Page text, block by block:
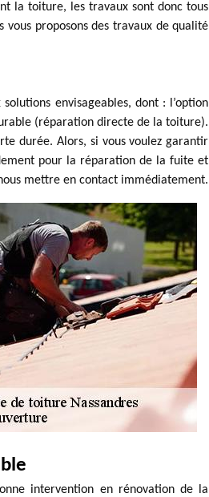
la toiture, les travaux sont donc tous
proposons des travaux de qualité
envisageables, dont : l’option
(réparation directe de la toiture).
durée. Alors, si vous voulez garantir
pour la réparation de la fuite et
mettre en contact immédiatement.
intervention en rénovation de la